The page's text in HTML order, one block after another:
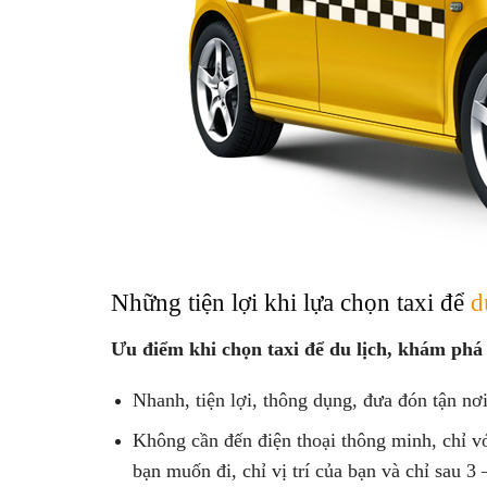
Những tiện lợi khi lựa chọn taxi để
Ưu điểm khi chọn taxi để du lịch, khám
Nhanh, tiện lợi, thông dụng, đưa đón tận
Không cần đến điện thoại thông minh, chỉ
bạn muốn đi, chỉ vị trí của bạn và chỉ sau 3